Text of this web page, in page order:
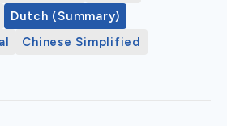
Dutch (Summary)
Chinese Simplified